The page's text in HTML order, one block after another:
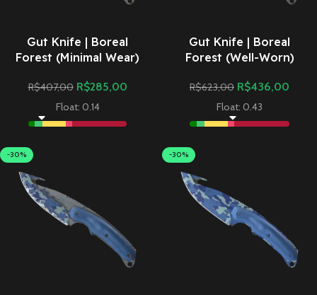
Gut Knife | Boreal
Forest (Minimal Wear)
R$407,00 R$285,00
Float: 0.14
Gut Knife | Boreal
Forest (Well-Worn)
R$623,00 R$436,00
Float: 0.43
-30% -30%